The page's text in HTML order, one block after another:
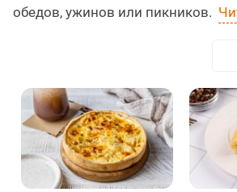
обедов, ужинов или пикников.